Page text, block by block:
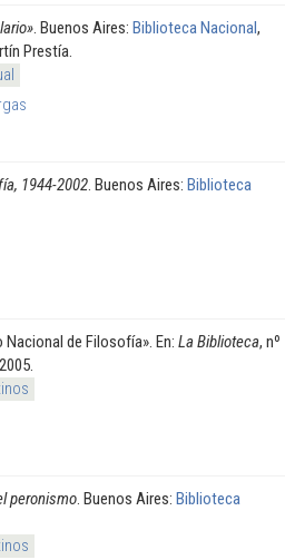
. Buenos Aires: Biblioteca Nacional,
Prestía.
1944-2002. Buenos Aires: Biblioteca
Nacional de Filosofía». En: La Biblioteca, nº
peronismo. Buenos Aires: Biblioteca